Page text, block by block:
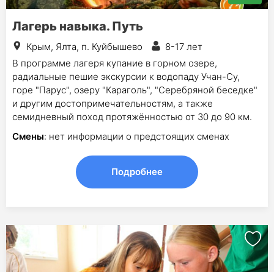
Лагерь навыка. Путь
Крым, Ялта, п. Куйбышево
8-17 лет
В программе лагеря купание в горном озере,
радиальные пешие экскурсии к водопаду Учан-Су,
горе "Парус", озеру "Караголь", "Серебряной беседке"
и другим достопримечательностям, а также
семидневный поход протяжённостью от 30 до 90 км.
Смены: нет информации о предстоящих сменах
Подробнее